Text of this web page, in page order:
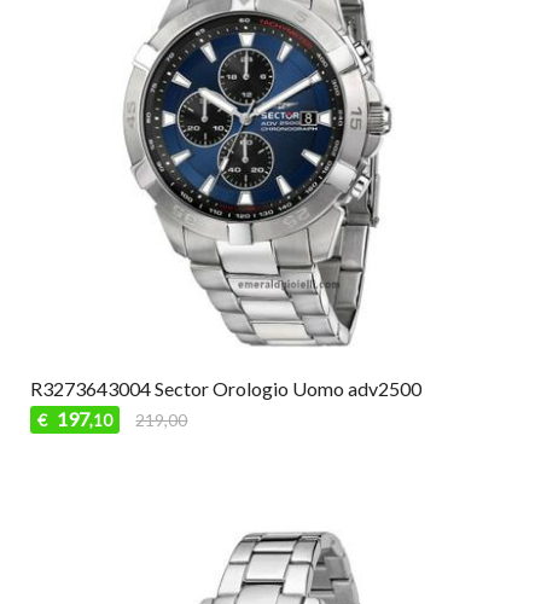
R3273643004 Sector Orologio Uomo adv2500
€ 197,10 219,00